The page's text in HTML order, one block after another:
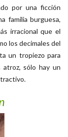
por una ficción
familia burguesa,
irracional que el
los decimales del
un tropiezo para
sólo hay un